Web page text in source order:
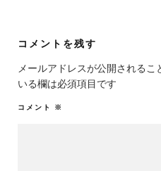
コメントを残す
メールアドレスが公開されるこ
いる欄は必須項目です
コメント ※